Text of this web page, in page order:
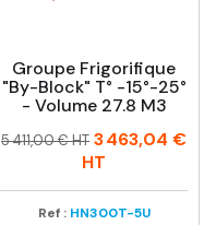
Groupe Frigorifique
"By-Block" T° -15°-25°
- Volume 27.8 M3
Prix
Prix
5 411,00 € HT 3 463,04 €
HT
Ref : HN300T-5U